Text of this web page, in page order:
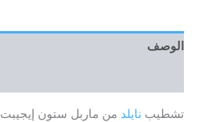
الوصف
تشطيب نايلد من ماربل ستون إيجيبت